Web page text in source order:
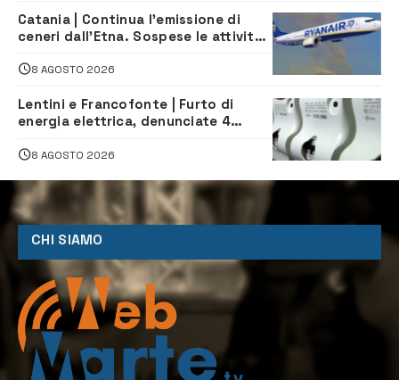
Catania | Continua l’emissione di
ceneri dall’Etna. Sospese le attività
8 AGOSTO 2026
Lentini e Francofonte | Furto di
energia elettrica, denunciate 4
8 AGOSTO 2026
CHI SIAMO